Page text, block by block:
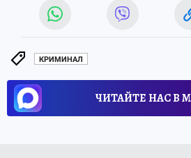
КРИМИНАЛ
ЧИТАЙТЕ НАС В